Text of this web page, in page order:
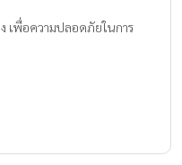
เพื่อความปลอดภัยในการ